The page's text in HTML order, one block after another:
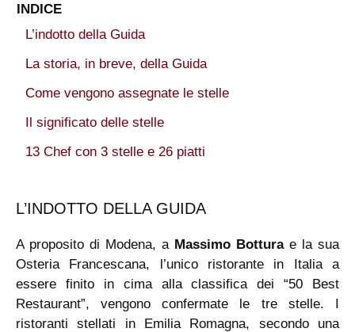
INDICE
L’indotto della Guida
La storia, in breve, della Guida
Come vengono assegnate le stelle
Il significato delle stelle
13 Chef con 3 stelle e 26 piatti
L’INDOTTO DELLA GUIDA
A proposito di Modena, a Massimo Botturae la sua
Osteria Francescana, l’unico ristorante in Italia a
essere finito in cima alla classifica dei “50 Best
Restaurant”, vengono confermate le tre stelle. I
ristoranti stellati in Emilia Romagna, secondo una